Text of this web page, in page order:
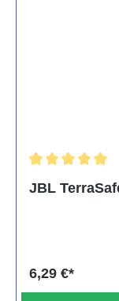
JBL
6,29 €*